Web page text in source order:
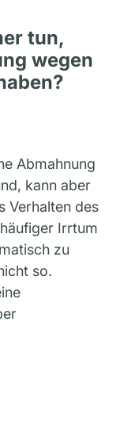
tun,
wegen
Abmahnung
kann aber
Verhalten des
Irrtum
zu
so.